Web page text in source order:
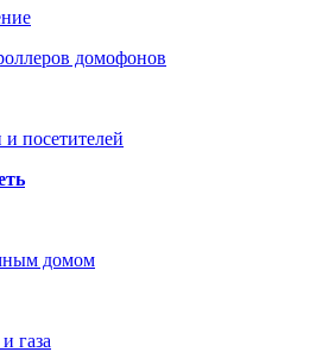
домофонов
посетителей
домом
газа